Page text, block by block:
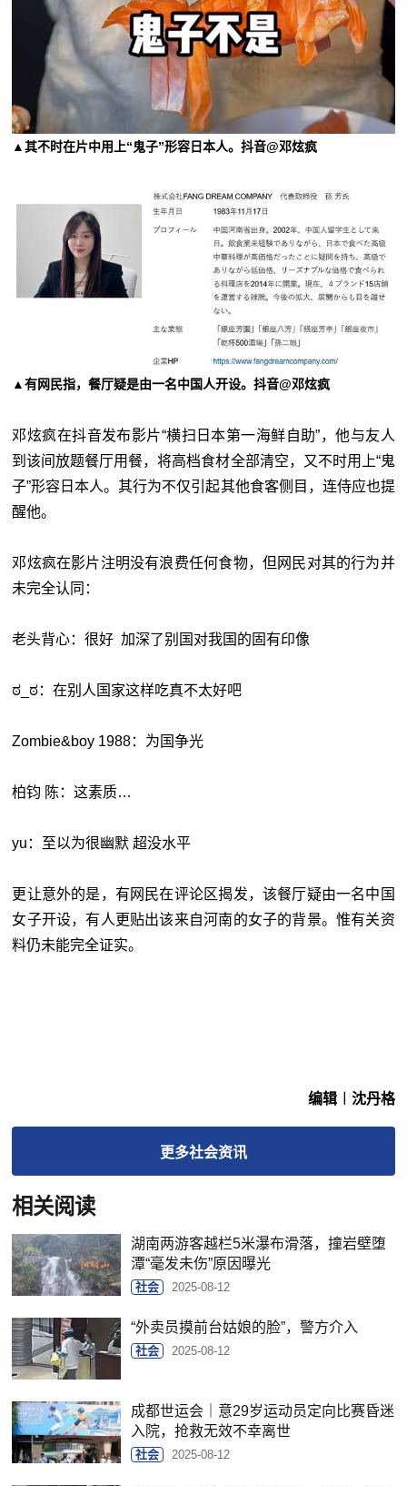
▲其不时在片中用上“鬼子”形容日本人。抖音@邓炫疯
▲有网民指，餐厅疑是由一名中国人开设。抖音@邓炫疯
邓炫疯在抖音发布影片“横扫日本第一海鲜自助”，他与友人
到该间放题餐厅用餐，将高档食材全部清空，又不时用上“鬼
子”形容日本人。其行为不仅引起其他食客侧目，连侍应也提
醒他。
邓炫疯在影片注明没有浪费任何食物，但网民对其的行为并
未完全认同：
老头背心：很好 加深了别国对我国的固有印像
ಠ_ಠ：在别人国家这样吃真不太好吧
Zombie&boy 1988：为国争光
柏钧 陈：这素质…
yu：至以为很幽默 超没水平
更让意外的是，有网民在评论区揭发，该餐厅疑由一名中国
女子开设，有人更贴出该来自河南的女子的背景。惟有关资
料仍未能完全证实。
编辑︱沈丹格
更多社会资讯
相关阅读
湖南两游客越栏5米瀑布滑落，撞岩壁堕
潭“毫发未伤”原因曝光
社会 2025-08-12
“外卖员摸前台姑娘的脸”，警方介入
社会 2025-08-12
成都世运会｜意29岁运动员定向比赛昏迷
入院，抢救无效不幸离世
社会 2025-08-12